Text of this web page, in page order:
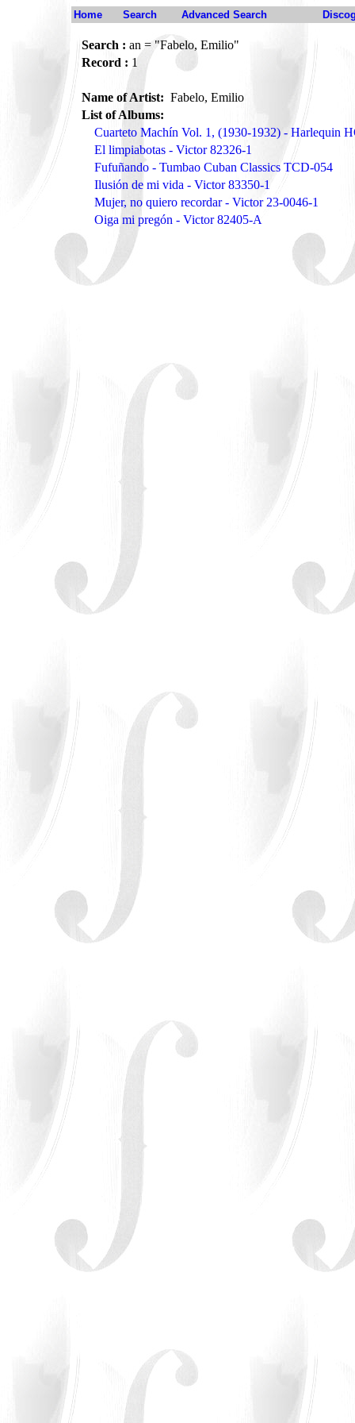
Home Search Advanced Search
Search : an = "Fabelo, Emilio"
Record : 1
Name of Artist: Fabelo, Emilio
List of Albums:
Cuarteto Machín Vol. 1, (1930-1932) - Harlequin
El limpiabotas - Victor 82326-1
Fufuñando - Tumbao Cuban Classics TCD-054
Ilusión de mi vida - Victor 83350-1
Mujer, no quiero recordar - Victor 23-0046-1
Oiga mi pregón - Victor 82405-A